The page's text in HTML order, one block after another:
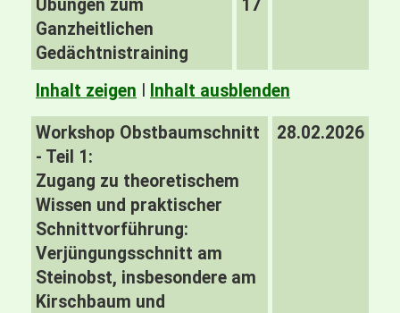
Übungen zum
Ganzheitlichen
Gedächtnistraining
17
Inhalt zeigen Inhalt ausblenden
Workshop Obstbaumschnitt
- Teil 1:
Zugang zu theoretischem
Wissen und praktischer
Schnittvorführung:
Verjüngungsschnitt am
Steinobst, insbesondere am
Kirschbaum und
28.02.2026